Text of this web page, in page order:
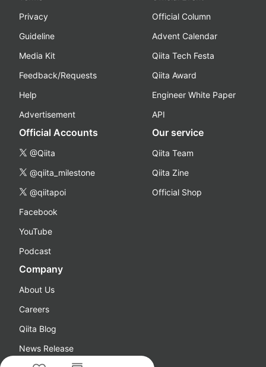
Privacy
Guideline
Media Kit
Feedback/Requests
Help
Advertisement
Official Column
Advent Calendar
Qiita Tech Festa
Qiita Award
Engineer White Paper
API
Official Accounts
@Qiita
@qiita_milestone
@qiitapoi
Facebook
YouTube
Podcast
Our service
Qiita Team
Qiita Zine
Official Shop
Company
About Us
Careers
Qiita Blog
News Release